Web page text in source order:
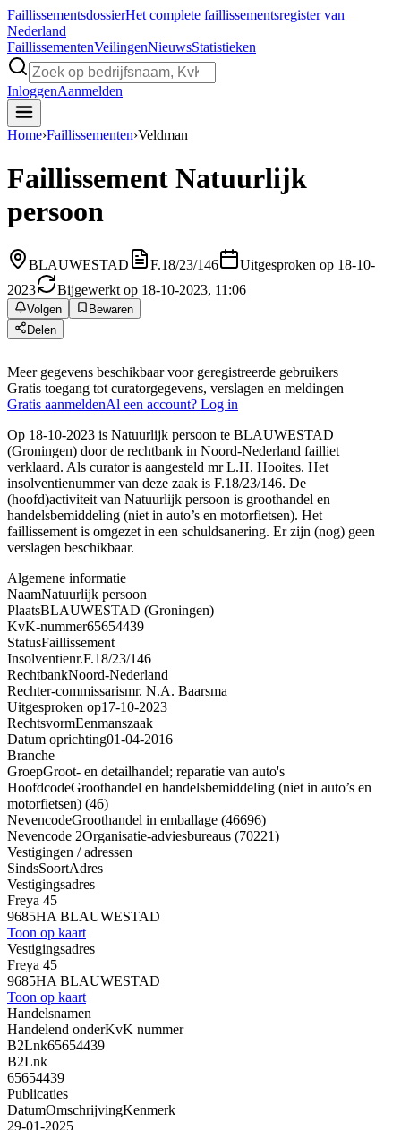
FaillissementsdossierHet complete faillissementsregister van
Nederland
FaillissementenVeilingenNieuwsStatistieken
InloggenAanmelden
Home›Faillissementen›Veldman
Faillissement Natuurlijk
persoon
BLAUWESTAD F.18/23/146
Uitgesproken op 18-10-
2023
Bijgewerkt op 18-10-2023, 11:06
Volgen
Bewaren
Delen
Meer gegevens beschikbaar voor geregistreerde gebruikers
Gratis toegang tot curatorgegevens, verslagen en meldingen
Gratis aanmeldenAl een account? Log in
Op 18-10-2023 is Natuurlijk persoon te BLAUWESTAD
(Groningen) door de rechtbank in Noord-Nederland failliet
verklaard. Als curator is aangesteld mr L.H. Hooites. Het
insolventienummer van deze zaak is F.18/23/146. De
(hoofd)activiteit van Natuurlijk persoon is groothandel en
handelsbemiddeling (niet in auto’s en motorfietsen). Het
faillissement is omgezet in een schuldsanering. Er zijn (nog) geen
verslagen beschikbaar.
Algemene informatie
NaamNatuurlijk persoon
PlaatsBLAUWESTAD (Groningen)
KvK-nummer65654439
StatusFaillissement
Insolventienr.F.18/23/146
RechtbankNoord-Nederland
Rechter-commissarismr. N.A. Baarsma
Uitgesproken op17-10-2023
RechtsvormEenmanszaak
Datum oprichting01-04-2016
Branche
GroepGroot- en detailhandel; reparatie van auto's
HoofdcodeGroothandel en handelsbemiddeling (niet in auto’s en
motorfietsen) (46)
NevencodeGroothandel in emballage (46696)
Nevencode 2Organisatie-adviesbureaus (70221)
Vestigingen / adressen
SindsSoortAdres
Vestigingsadres
Freya 45
9685HA BLAUWESTAD
Toon op kaart
Vestigingsadres
Freya 45
9685HA BLAUWESTAD
Toon op kaart
Handelsnamen
Handelend onderKvK nummer
B2Lnk65654439
B2Lnk
65654439
Publicaties
DatumOmschrijvingKenmerk
29-01-2025